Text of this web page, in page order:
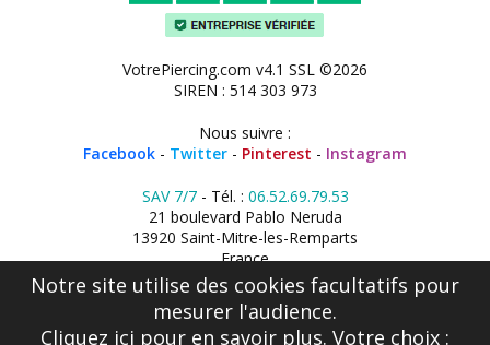
VotrePiercing.com v4.1 SSL ©2026
SIREN : 514 303 973
Nous suivre :
Facebook - Twitter - Pinterest - Instagram
SAV 7/7- Tél. : 06.52.69.79.53
21 boulevard Pablo Neruda
13920 Saint-Mitre-les-Remparts
France
Notre site utilise des cookies facultatifs pour
mesurer l'audience.
Cliquez ici pour en savoir plus. Votre choix :